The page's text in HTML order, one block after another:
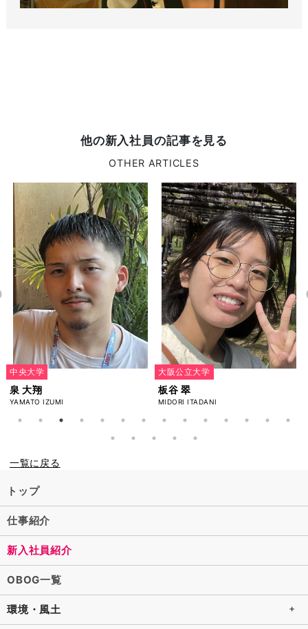
他の新入社員の記事を見る
OTHER ARTICLES
中央大学
泉 大翔
YAMATO IZUMI
大阪公立大学
板谷 翠
MIDORI ITADANI
一覧に戻る
トップ
仕事紹介
新入社員紹介
OBOG一覧
環境・風土